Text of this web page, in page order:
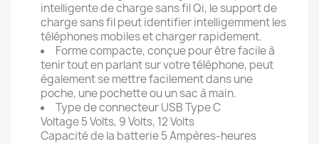
intelligente de charge sans fil Qi, le support de
charge sans fil peut identifier intelligemment les
téléphones mobiles et charger rapidement.
Forme compacte, conçue pour être facile à
tenir tout en parlant sur votre téléphone, peut
également se mettre facilement dans une
poche, une pochette ou un sac à main.
Type de connecteur USB Type C
Voltage 5 Volts, 9 Volts, 12 Volts
Capacité de la batterie 5 Ampères-heures